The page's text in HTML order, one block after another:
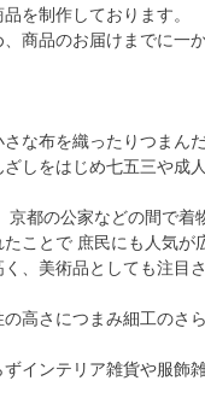
を制作しております。
商品のお届けまでに一
な布を織ったりつまん
しをはじめ七五三や成
都の公家などの間で着
ことで 庶民にも人気が
、美術品としても注目
高さにつまみ細工のさ
インテリア雑貨や服飾